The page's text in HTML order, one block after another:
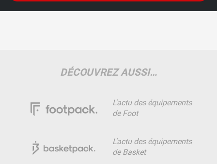
DÉCOUVREZ AUSSI…
L'actu des équipements
de Foot
L'actu des équipements
de Basket